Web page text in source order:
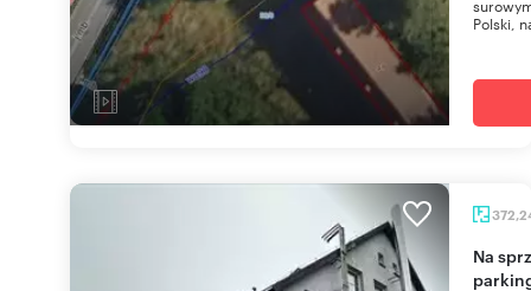
Polski,
Na sprzedaż przestronny lokal 372 m² z